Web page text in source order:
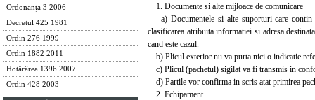
Ordonanţa 3 2006
Decretul 425 1981
Ordin 276 1999
Ordin 1882 2011
Hotărârea 1396 2007
Ordin 428 2003
1. Documente si alte mijloace de comunicare
a) Documentele si alte suporturi care contin
clasificarea atribuita informatiei si adresa
cand este cazul.
b) Plicul exterior nu va purta nici o indicatie
c) Plicul (pachetul) sigilat va fi transmis in
d) Partile vor confirma in scris atat primirea
2. Echipament